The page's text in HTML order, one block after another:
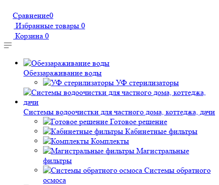
Сравнение0
Избранные товары 0
Корзина 0
Обеззараживание воды
УФ стерилизаторы
Системы водоочистки для частного дома, коттеджа, дачи
Готовое решение
Кабинетные фильтры
Комплекты
Магистральные
фильтры
Системы обратного
осмоса